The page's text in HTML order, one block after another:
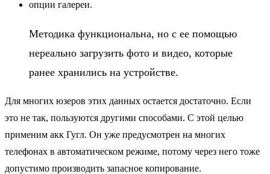
опции галереи.
Методика функциональна, но с ее помощью
нереально загрузить фото и видео, которые
ранее хранились на устройстве.
Для многих юзеров этих данных остается достаточно. Если
это не так, пользуются другими способами. С этой целью
применим акк Гугл. Он уже предусмотрен на многих
телефонах в автоматическом режиме, потому через него тоже
допустимо производить запасное копирование.